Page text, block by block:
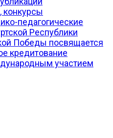
конкурсы
педагогические
Республики
Победы посвящается
кредитование
участием